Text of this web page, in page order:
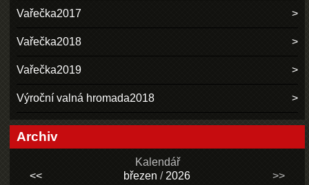
Vařečka2017
Vařečka2018
Vařečka2019
Výroční valná hromada2018
Archiv
Kalendář
<<
březen / 2026 >>